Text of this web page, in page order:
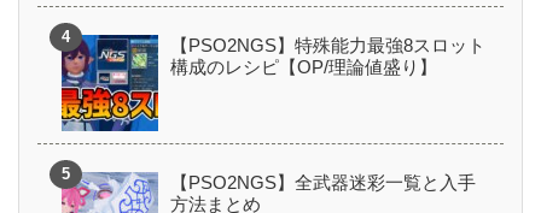
【PSO2NGS】特殊能力最強8スロット
構成のレシピ【OP/理論値盛り】
【PSO2NGS】全武器迷彩一覧と入手
方法まとめ